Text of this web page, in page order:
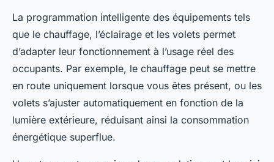
La programmation intelligente des équipements tels
que le chauffage, l’éclairage et les volets permet
d’adapter leur fonctionnement à l’usage réel des
occupants. Par exemple, le chauffage peut se mettre
en route uniquement lorsque vous êtes présent, ou les
volets s’ajuster automatiquement en fonction de la
lumière extérieure, réduisant ainsi la consommation
énergétique superflue.